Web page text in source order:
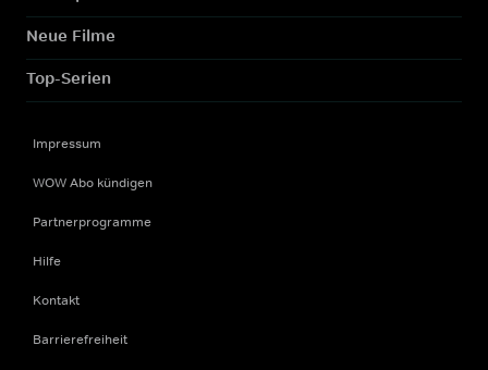
Neue Filme
Top-Serien
Impressum
WOW Abo kündigen
Partnerprogramme
Hilfe
Kontakt
Barrierefreiheit